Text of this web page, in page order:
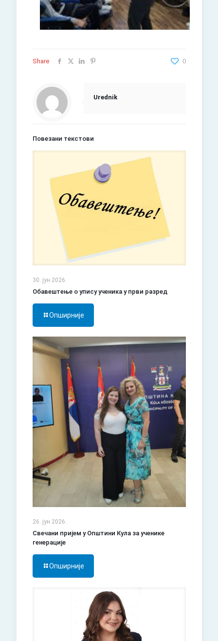
Share 0
Urednik
Повезани текстови
30. јун 2026.
Обавештење о упису ученика у први разред
Опширније
26. јун 2026.
Свечани пријем у Општини Кула за ученике
генерације
Опширније